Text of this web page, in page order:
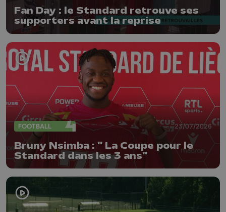
Fan Day : le Standard retrouve ses
supporters avant la reprise
FOOTBALL 23/07/2026
Bruny Nsimba : " La Coupe pour le
Standard dans les 3 ans"